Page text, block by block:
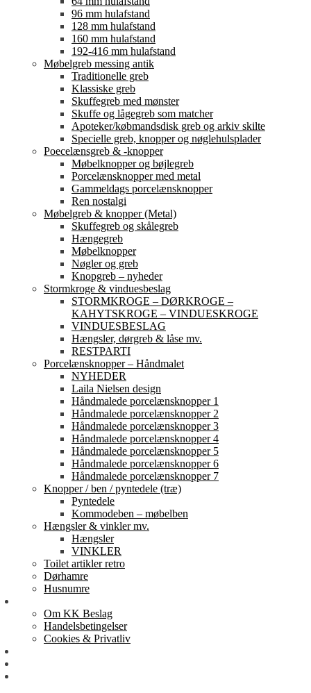
96 mm hulafstand
128 mm hulafstand
160 mm hulafstand
192-416 mm hulafstand
Møbelgreb messing antik
Traditionelle greb
Klassiske greb
Skuffegreb med mønster
Skuffe og lågegreb som matcher
Apoteker/købmandsdisk greb og arkiv skilte
Specielle greb, knopper og nøglehulsplader
Poecelænsgreb & -knopper
Møbelknopper og bøjlegreb
Porcelænsknopper med metal
Gammeldags porcelænsknopper
Ren nostalgi
Møbelgreb & knopper (Metal)
Skuffegreb og skålegreb
Hængegreb
Møbelknopper
Nøgler og greb
Knopgreb – nyheder
Stormkroge & vinduesbeslag
STORMKROGE – DØRKROGE –
KAHYTSKROGE – VINDUESKROGE
VINDUESBESLAG
Hængsler, dørgreb & låse mv.
RESTPARTI
Porcelænsknopper – Håndmalet
NYHEDER
Laila Nielsen design
Håndmalede porcelænsknopper 1
Håndmalede porcelænsknopper 2
Håndmalede porcelænsknopper 3
Håndmalede porcelænsknopper 4
Håndmalede porcelænsknopper 5
Håndmalede porcelænsknopper 6
Håndmalede porcelænsknopper 7
Knopper / ben / pyntedele (træ)
Pyntedele
Kommodeben – møbelben
Hængsler & vinkler mv.
Hængsler
VINKLER
Toilet artikler retro
Dørhamre
Husnumre
Om KK Beslag
Handelsbetingelser
Cookies & Privatliv